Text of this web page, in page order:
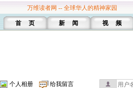
万维读者网 -- 全球华人的精神家园
首 页 新 闻 视 频
个人相册 给我留言